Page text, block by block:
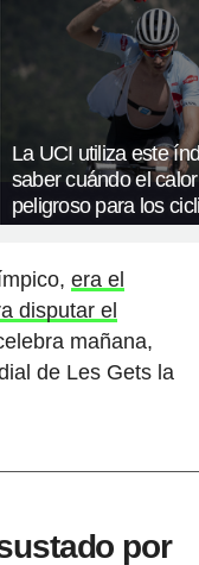
La UCI utiliza este
saber cuándo el
peligroso para los
era el
disputar el
mañana,
de Les Gets la
por